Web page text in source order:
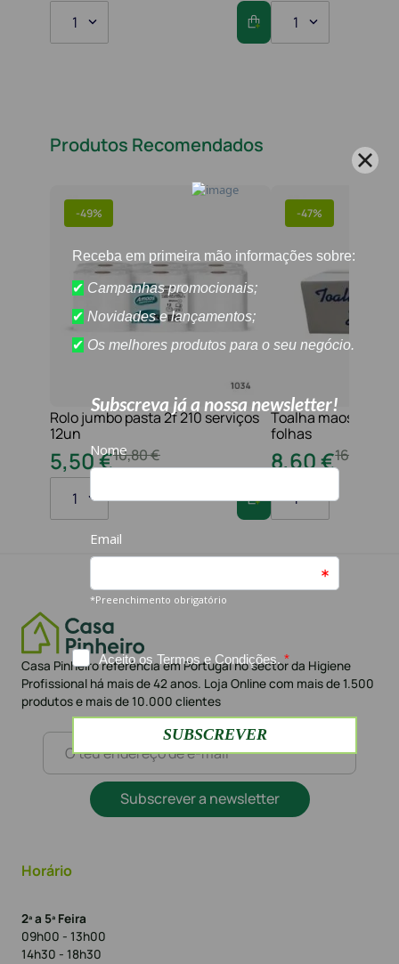
1 1
Produtos Recomendados
-49%
Rolo jumbo pasta 2f 210 serviços
12un
10,80€
5,50€
1
-47%
Toalha maos 2f
folhas
16
8,60€
1
Casa Pinheiro referência em Portugal no sector da Higiene
Profissional há mais de 42 anos. Loja Online com mais de 1.500
produtos e mais de 10.000 clientes
Subscrever a newsletter
Horário
2ª a 5ª Feira
09h00 - 13h00
14h30 - 18h30